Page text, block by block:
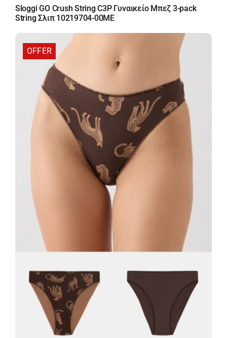
price
was:
τρέχουσα
τιμή
15,30 €.
Sloggi GO Crush String C3P Γυναικείο Μπεζ 3-pack
String Σλιπ 10219704-00ME
OFFER